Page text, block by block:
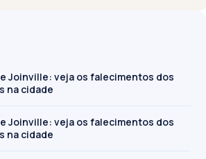
Joinville: veja os falecimentos dos
na cidade
Joinville: veja os falecimentos dos
na cidade